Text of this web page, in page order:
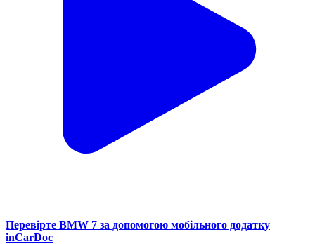
Перевірте BMW 7 за допомогою мобільного додатку
inCarDoc